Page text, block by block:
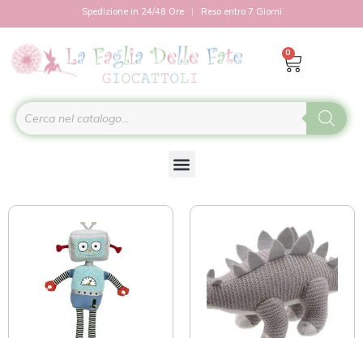
Spedizione in 24/48 Ore Reso entro 7 Giorni
0